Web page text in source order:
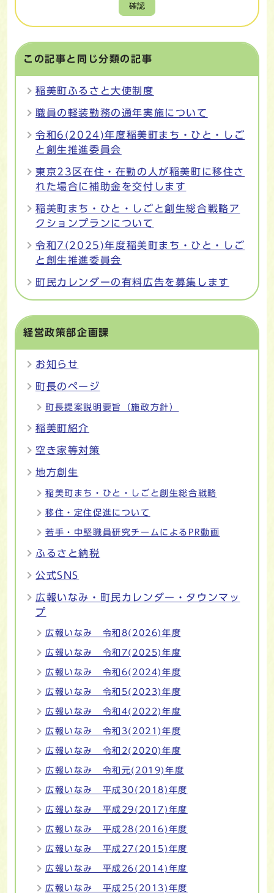
確認
この記事と同じ分類の記事
稲美町ふるさと大使制度
職員の軽装勤務の通年実施について
令和6(2024)年度稲美町まち・ひと・しご
と創生推進委員会
東京23区在住・在勤の人が稲美町に移住さ
れた場合に補助金を交付します
稲美町まち・ひと・しごと創生総合戦略ア
クションプランについて
令和7(2025)年度稲美町まち・ひと・しご
と創生推進委員会
町民カレンダーの有料広告を募集します
経営政策部企画課
お知らせ
町長のページ
町長提案説明要旨（施政方針）
稲美町紹介
空き家等対策
地方創生
稲美町まち・ひと・しごと創生総合戦略
移住・定住促進について
若手・中堅職員研究チームによるPR動画
ふるさと納税
公式SNS
広報いなみ・町民カレンダー・タウンマッ
プ
広報いなみ 令和8(2026)年度
広報いなみ 令和7(2025)年度
広報いなみ 令和6(2024)年度
広報いなみ 令和5(2023)年度
広報いなみ 令和4(2022)年度
広報いなみ 令和3(2021)年度
広報いなみ 令和2(2020)年度
広報いなみ 令和元(2019)年度
広報いなみ 平成30(2018)年度
広報いなみ 平成29(2017)年度
広報いなみ 平成28(2016)年度
広報いなみ 平成27(2015)年度
広報いなみ 平成26(2014)年度
広報いなみ 平成25(2013)年度